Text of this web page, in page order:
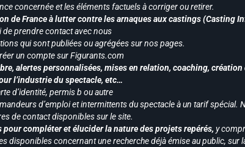
concernée et les éléments factuels à corriger ou retirer.
de France à lutter contre les arnaques aux castings (Casting
de prendre contact avec nous
qui sont publiées ou agrégées sur nos pages.
un compte sur Figurants.com
alertes personnalisées, mises en relation, coaching,
l’industrie du spectacle, etc…
d’identité, permis b ou autre
d’emploi et intermittents du spectacle à un tarif spécial.
de contact disponibles sur le site.
compléter et élucider la nature des projets repérés, y
concernant une recherche déjà émise au public, sur